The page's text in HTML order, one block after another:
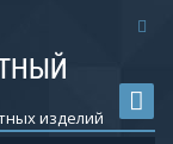
изделий